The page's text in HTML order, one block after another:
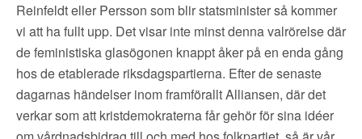
Reinfeldt eller Persson som blir statsminister så kommer
vi att ha fullt upp. Det visar inte minst denna valrörelse där
de feministiska glasögonen knappt åker på en enda gång
hos de etablerade riksdagspartierna. Efter de senaste
dagarnas händelser inom framförallt Alliansen, där det
verkar som att kristdemokraterna får gehör för sina idéer